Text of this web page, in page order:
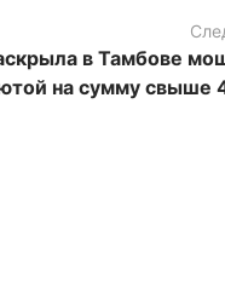
в Тамбове
на сумму свыше